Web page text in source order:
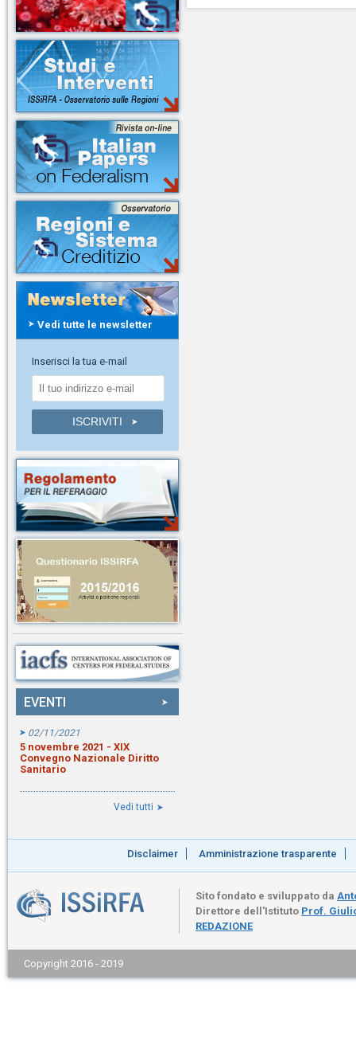
Vedi tutte le newsletter
Inserisci la tua e-mail
EVENTI
02/11/2021
5 novembre 2021 - XIX
Convegno Nazionale Diritto
Sanitario
Vedi tutti
Disclaimer Amministrazione trasparente
Sito fondato e sviluppato da
Direttore dell'Istituto Prof.
REDAZIONE
Copyright 2016 - 2019